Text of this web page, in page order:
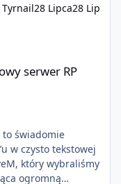
Tyrnail28 Lipca28 Lip
serwer RP
to świadomie
w czysto tekstowej
który wybraliśmy
ogromną